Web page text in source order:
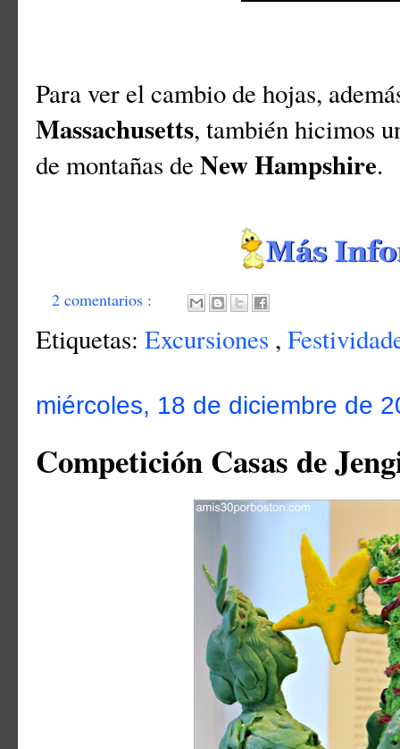
Para ver el cambio de hojas,
Massachusetts, también hicimos
de montañas de New Hampshire.
2 comentarios :
Etiquetas: Excursiones ,
miércoles, 18 de diciembre de
Competición Casas de